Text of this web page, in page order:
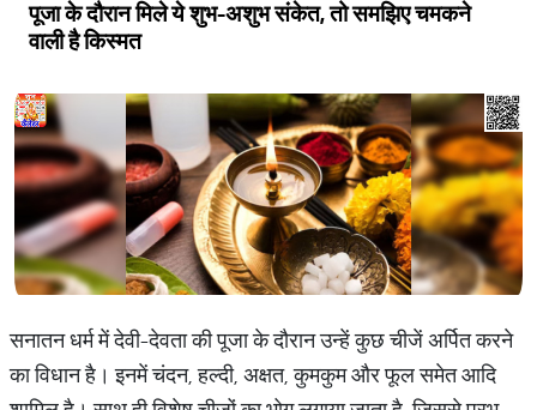
पूजा के दौरान मिले ये शुभ-अशुभ संकेत, तो समझिए चमकने
वाली है किस्मत
सनातन धर्म में देवी-देवता की पूजा के दौरान उन्हें कुछ चीजें अर्पित करने
का विधान है। इनमें चंदन, हल्दी, अक्षत, कुमकुम और फूल समेत आदि